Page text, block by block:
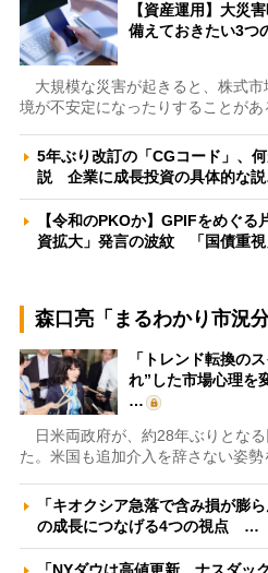
【資産運用】大災
備えておきたい3つ
大規模な災害が起きると、株式市
境が不安定になったりすることが
5年ぶり改訂の「CGコード」、
説 企業に成長投資の具体的な
【令和のPKOか】GPIFをめぐ
資拡大」発言の波紋 「国債重
森口亮「まるわかり市況分
「トレンド転換の
れ”した市場心理を
…
日米両政府が、約28年ぶりとな
た。米国も追加介入を辞さない姿
「キオクシア急落で含み損が膨
の成長につなげる4つの視点 …